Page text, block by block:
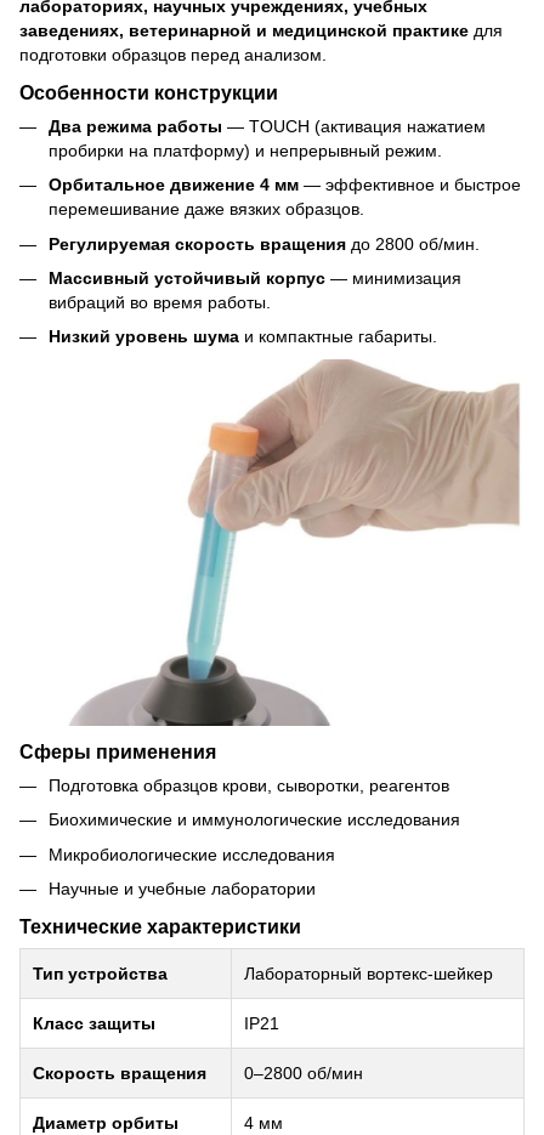
лабораториях, научных учреждениях, учебных
заведениях, ветеринарной и медицинской практике для
подготовки образцов перед анализом.
Особенности конструкции
Два режима работы — TOUCH (активация нажатием
пробирки на платформу) и непрерывный режим.
Орбитальное движение 4 мм — эффективное и быстрое
перемешивание даже вязких образцов.
Регулируемая скорость вращения до 2800 об/мин.
Массивный устойчивый корпус — минимизация
вибраций во время работы.
Низкий уровень шума и компактные габариты.
Сферы применения
Подготовка образцов крови, сыворотки, реагентов
Биохимические и иммунологические исследования
Микробиологические исследования
Научные и учебные лаборатории
Технические характеристики
Тип устройства Лабораторный вортекс-шейкер
Класс защиты IP21
Скорость вращения 0–2800 об/мин
Диаметр орбиты 4 мм